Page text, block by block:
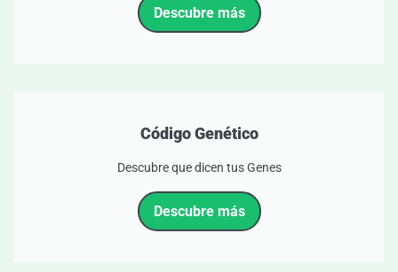
Descubre más
Código Genético
Descubre que dicen tus Genes
Descubre más